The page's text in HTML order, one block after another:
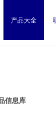
产品大全
信息库